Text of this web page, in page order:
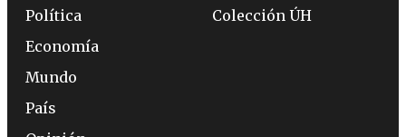
Política
Economía
Mundo
País
Colección ÚH